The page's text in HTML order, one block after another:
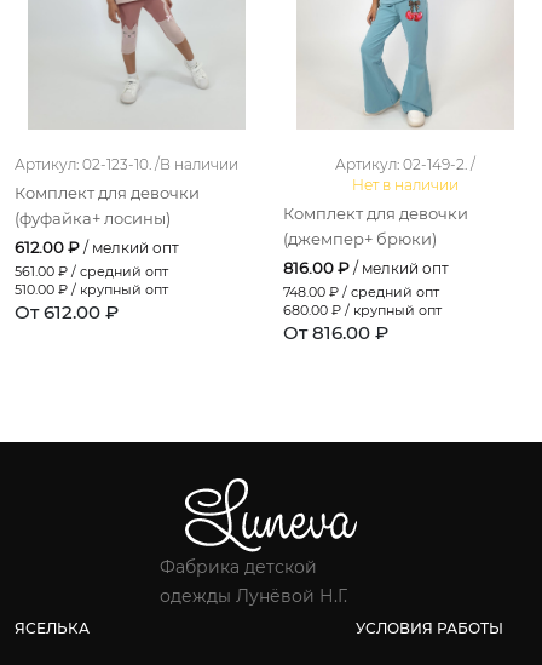
Артикул: 02-123-10. /В наличии
Комплект для девочки
(фуфайка+ лосины)
612.00 ₽ / мелкий опт
561.00 ₽ / средний опт
510.00 ₽ / крупный опт
От 612.00 ₽
Артикул: 02-149-2. /
Нет в наличии
Комплект для девочки
(джемпер+ брюки)
816.00 ₽ / мелкий опт
748.00 ₽ / средний опт
680.00 ₽ / крупный опт
От 816.00 ₽
Фабрика детской
одежды Лунёвой Н.Г.
ЯСЕЛЬКА УСЛОВИЯ РАБОТЫ